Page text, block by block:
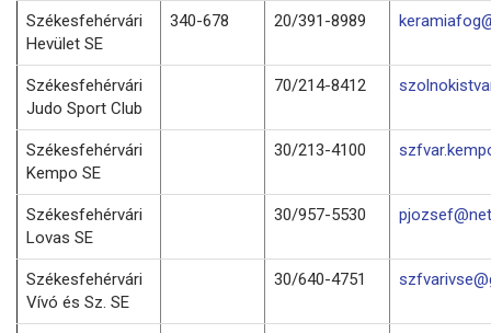
Székesfehérvári
Hevület SE
340-678 20/391-8989
Székesfehérvári
Judo Sport Club
70/214-8412
Székesfehérvári
Kempo SE
30/213-4100
Székesfehérvári
Lovas SE
30/957-5530
Székesfehérvári
Vívó és Sz. SE
30/640-4751